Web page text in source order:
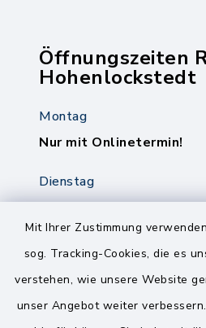
Mit Ihrer Zustimmung
sog. Tracking-Cookies, die es
verstehen, wie unsere Website
unser Angebot weiter
Öffnungszeiten
Hohenlockstedt
Montag
Nur mit Onlinetermin!
Dienstag
8.00-12.00 Uhr
14.00-18.00 Uhr